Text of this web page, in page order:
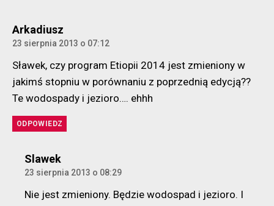
Arkadiusz
23 sierpnia 2013 o 07:12
Sławek, czy program Etiopii 2014 jest zmieniony w
jakimś stopniu w porównaniu z poprzednią edycją??
Te wodospady i jezioro…. ehhh
ODPOWIEDZ
Slawekkomentarz:
23 sierpnia 2013 o 08:29
Nie jest zmieniony. Będzie wodospad i jezioro. I